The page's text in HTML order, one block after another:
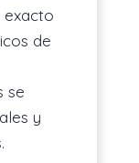
exacto
de
se
y